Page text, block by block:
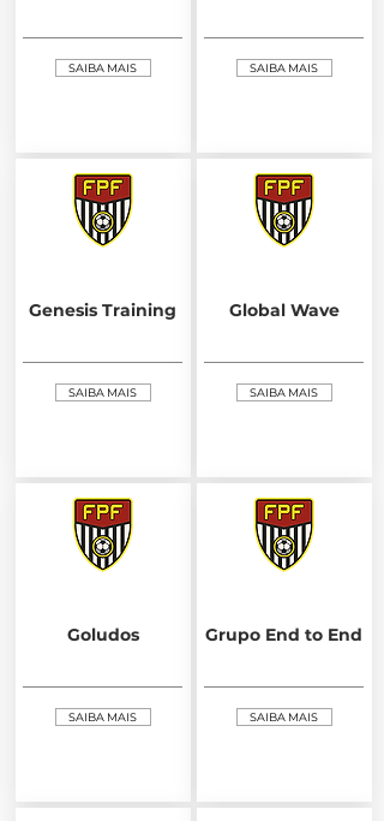
SAIBA MAIS
Genesis Training
SAIBA MAIS
Goludos
SAIBA MAIS
SAIBA MAIS
Global Wave
SAIBA MAIS
Grupo End to End
SAIBA MAIS